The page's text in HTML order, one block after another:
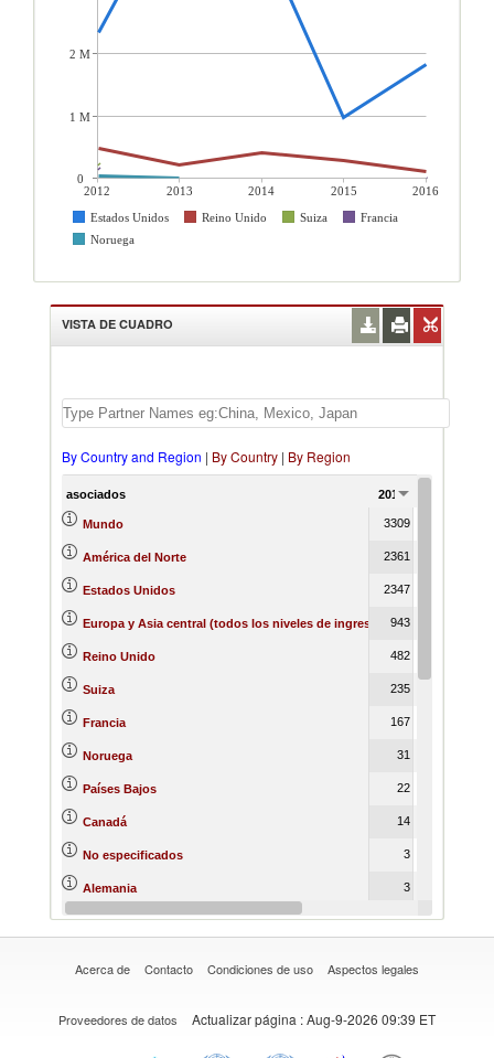
2012 2013 2014 2015
2016
Estados Unidos
Reino Unido Suiza
Francia
Noruega
2 M
1 M
0
VISTA DE CUADRO
By Country and Region | By Country | By Region
asociados 2012
Mundo 3309
América del Norte 2361
Estados Unidos 2347
Europa y Asia central (todos los niveles de ingreso) 943
Reino Unido 482
Suiza 235
Francia 167
Noruega 31
Países Bajos 22
Canadá 14
No especificados 3
Alemania 3
Tailandia
Acerca de Contacto Condiciones de uso Aspectos legales
Proveedores de datos Actualizar página : Aug-9-2026 09:39 ET